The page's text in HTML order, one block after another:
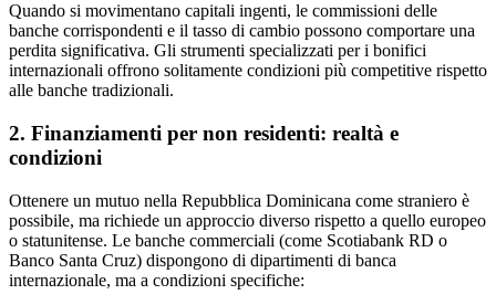
Quando si movimentano capitali ingenti, le commissioni delle
banche corrispondenti e il tasso di cambio possono comportare una
perdita significativa. Gli strumenti specializzati per i bonifici
internazionali offrono solitamente condizioni più competitive rispetto
alle banche tradizionali.
2. Finanziamenti per non residenti: realtà e
condizioni
Ottenere un mutuo nella Repubblica Dominicana come straniero è
possibile, ma richiede un approccio diverso rispetto a quello europeo
o statunitense. Le banche commerciali (come Scotiabank RD o
Banco Santa Cruz) dispongono di dipartimenti di banca
internazionale, ma a condizioni specifiche: